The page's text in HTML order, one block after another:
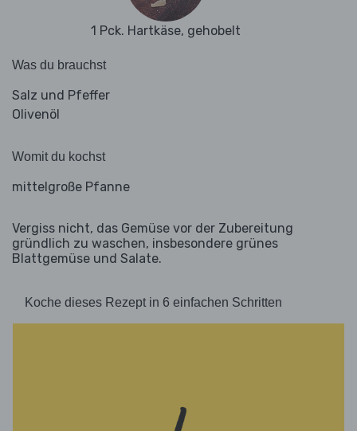
1 Pck. Hartkäse, gehobelt
Was du brauchst
Salz und Pfeffer
Olivenöl
Womit du kochst
mittelgroße Pfanne
Vergiss nicht, das Gemüse vor der Zubereitung
gründlich zu waschen, insbesondere grünes
Blattgemüse und Salate.
Koche dieses Rezept in 6 einfachen Schritten